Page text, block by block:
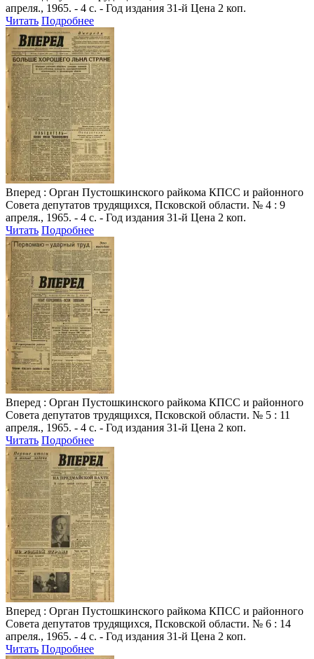
апреля., 1965. - 4 с. - Год издания 31-й Цена 2 коп.
Читать Подробнее
Вперед : Орган Пустошкинского райкома КПСС и районного
Совета депутатов трудящихся, Псковской области. № 4 : 9
апреля., 1965. - 4 с. - Год издания 31-й Цена 2 коп.
Читать Подробнее
Вперед : Орган Пустошкинского райкома КПСС и районного
Совета депутатов трудящихся, Псковской области. № 5 : 11
апреля., 1965. - 4 с. - Год издания 31-й Цена 2 коп.
Читать Подробнее
Вперед : Орган Пустошкинского райкома КПСС и районного
Совета депутатов трудящихся, Псковской области. № 6 : 14
апреля., 1965. - 4 с. - Год издания 31-й Цена 2 коп.
Читать Подробнее